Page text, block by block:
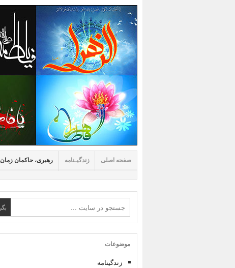
صفحه اصلی زندگیـنامه رهبری، حاکمان زمان
موضوعات
زندگینامه